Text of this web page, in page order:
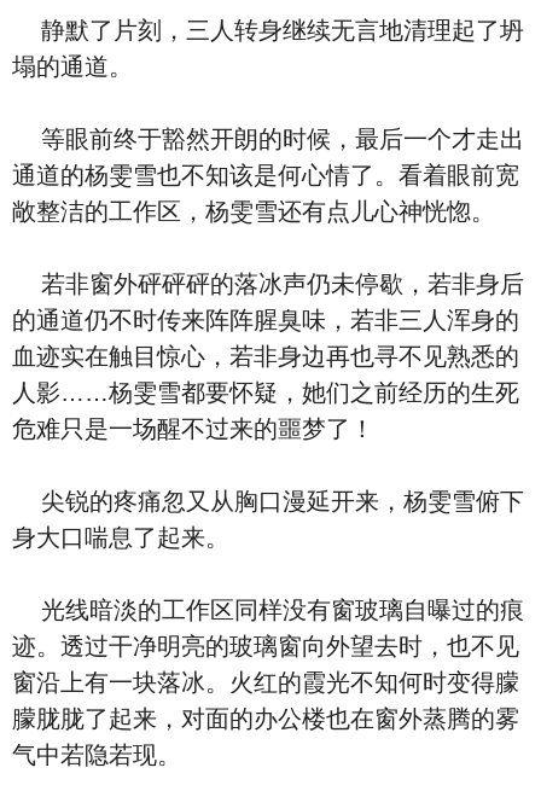
静默了片刻，三人转身继续无言地清理起了坍
塌的通道。
等眼前终于豁然开朗的时候，最后一个才走出
通道的杨雯雪也不知该是何心情了。看着眼前宽
敞整洁的工作区，杨雯雪还有点儿心神恍惚。
若非窗外砰砰砰的落冰声仍未停歇，若非身后
的通道仍不时传来阵阵腥臭味，若非三人浑身的
血迹实在触目惊心，若非身边再也寻不见熟悉的
人影……杨雯雪都要怀疑，她们之前经历的生死
危难只是一场醒不过来的噩梦了！
尖锐的疼痛忽又从胸口漫延开来，杨雯雪俯下
身大口喘息了起来。
光线暗淡的工作区同样没有窗玻璃自曝过的痕
迹。透过干净明亮的玻璃窗向外望去时，也不见
窗沿上有一块落冰。火红的霞光不知何时变得朦
朦胧胧了起来，对面的办公楼也在窗外蒸腾的雾
气中若隐若现。